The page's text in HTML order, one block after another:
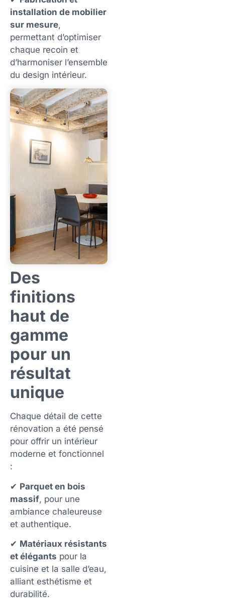
installation de mobilier
sur mesure,
permettant d’optimiser
chaque recoin et
d’harmoniser l’ensemble
du design intérieur.
Des
finitions
haut de
gamme
pour un
résultat
unique
Chaque détail de cette
rénovation a été pensé
pour offrir un intérieur
moderne et fonctionnel
:
✔ Parquet en bois
massif, pour une
ambiance chaleureuse
et authentique.
✔ Matériaux résistants
et élégants pour la
cuisine et la salle d’eau,
alliant esthétisme et
durabilité.